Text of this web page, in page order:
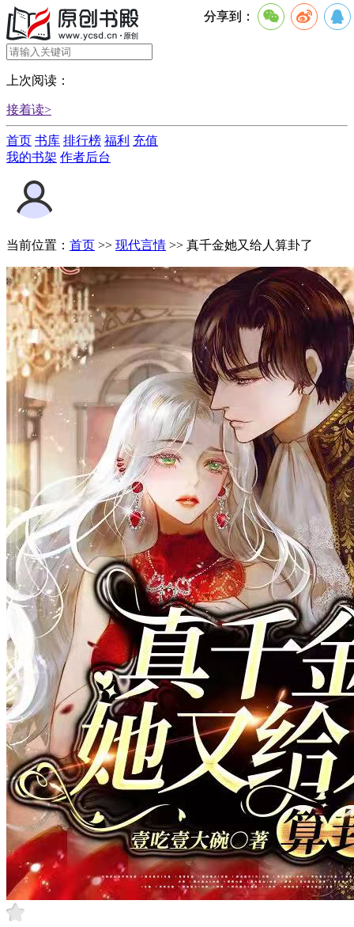
上次阅读：
接着读>
首页 书库 排行榜 福利 充值
我的书架 作者后台
当前位置： 首页 >> 现代言情 >> 真千金她又给人算卦了
分享到：